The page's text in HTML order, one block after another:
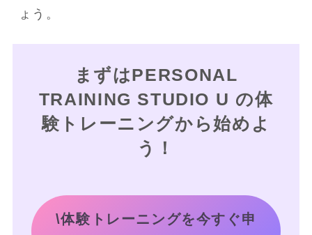
ょう。
まずはPERSONAL
TRAINING STUDIO U の体
験トレーニングから始めよ
う！
\体験トレーニングを今すぐ申